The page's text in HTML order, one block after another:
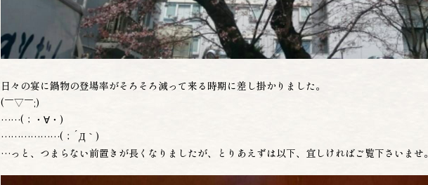
日々の宴に鍋物の登場率がそろそろ減って来る時期に差し掛かりました。
(￣▽￣;)
……(；・∀・)
………………(；´Д｀)
…っと、つまらない前置きが長くなりましたが、とりあえずは以下、宜しければご覧下さいませ。